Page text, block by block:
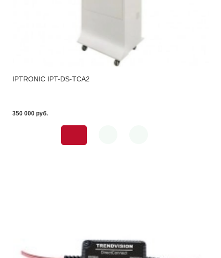
IPTRONIC IPT-DS-TCA2
350 000 pуб.